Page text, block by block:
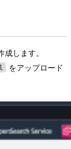
します。
をアップロード